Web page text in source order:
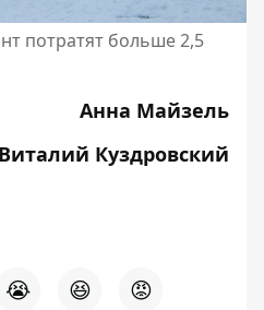
потратят больше 2,5
Анна Майзель
Куздровский
😭 😆 😡